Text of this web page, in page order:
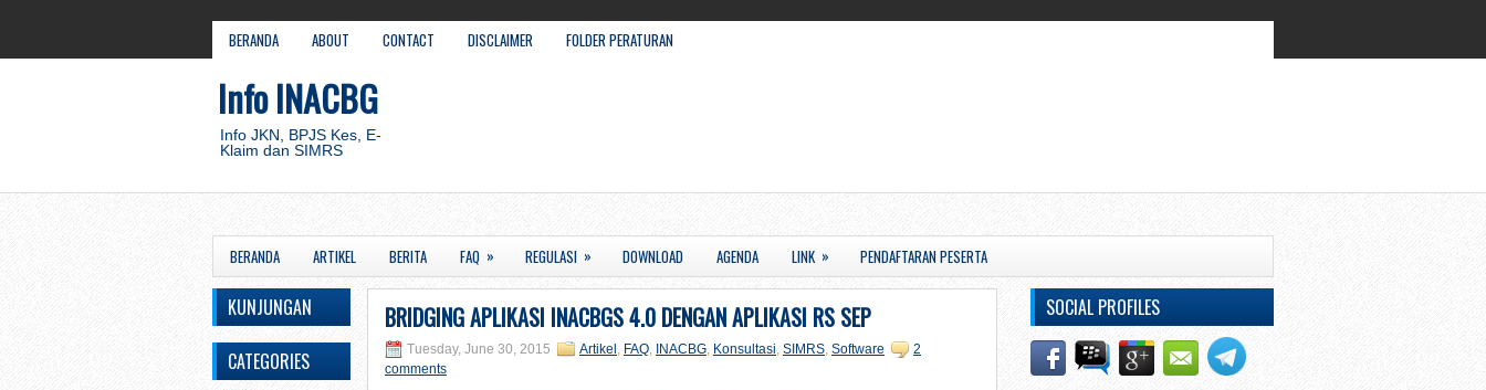
BERANDA ABOUT CONTACT DISCLAIMER FOLDER PERATURAN
Info INACBG
Info JKN, BPJS Kes, E-
Klaim dan SIMRS
BERANDA ARTIKEL BERITA FAQ » REGULASI » DOWNLOAD AGENDA LINK » PENDAFTARAN PESERTA
KUNJUNGAN
CATEGORIES
BRIDGING APLIKASI INACBGS 4.0 DENGAN APLIKASI RS SEP
Tuesday, June 30, 2015 Artikel , FAQ, INACBG, Konsultasi, SIMRS, Software
2
comments
SOCIAL PROFILES